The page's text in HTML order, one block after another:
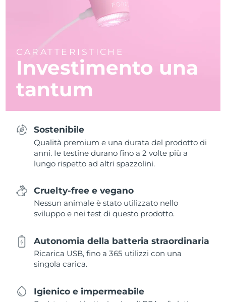
CARATTERISTICHE
Investimento una
tantum
Sostenibile
Qualità premium e una durata del prodotto di
anni. Ie testine durano fino a 2 volte più a
lungo rispetto ad altri spazzolini.
Cruelty-free e vegano
Nessun animale è stato utilizzato nello
sviluppo e nei test di questo prodotto.
Autonomia della batteria straordinaria
Ricarica USB, fino a 365 utilizzi con una
singola carica.
Igienico e impermeabile